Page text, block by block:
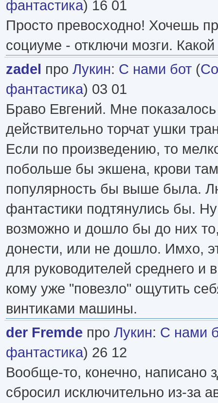
фантастика) 16 01
Просто превосходно! Хочешь
социуме - отключи мозги.
zadel про Лукин: С нами бот (
фантастика) 03 01
Браво Евгений. Мне
действительно торчат ушки
Если по произведению, то
побольше бы экшена, крови
популярность бы выше была.
фантастики подтянулись бы.
возможно и дошло бы до них
донести, или не дошло. Имхо,
для руководителей среднего и
кому уже "повезло" ощутить
винтиками машины.
der Fremde про Лукин: С нами
фантастика) 26 12
Вообще-то, конечно, написано
сбросил исключительно из-за